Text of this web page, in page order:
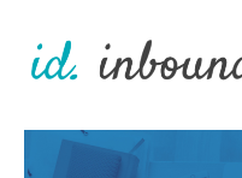
content